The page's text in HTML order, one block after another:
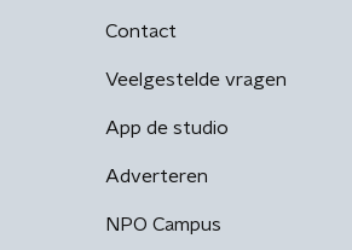
Contact
Veelgestelde vragen
App de studio
Adverteren
NPO Campus